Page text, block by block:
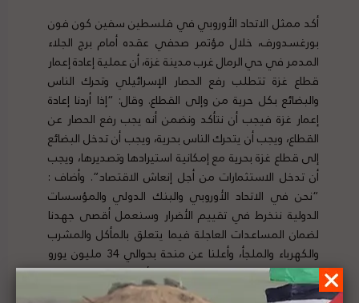
أكد ممثل الاتحاد الأوروبي في فلسطين سفين كون فون
بورغسدورف، خلال مؤتمر صحفي عقده أمام برج الجلاء
المدمر في حي الرمال غرب مدينة غزة، أن عملية إعادة إعمار
قطاع غزة تتطلب رفع الحصار الإسرائيلي وتحرك الناس
والبضائع بكل حرية من وإلى القطاع. وقال: “إذا أردنا إعادة
إعمار غزة فيجب أن نتأكد ونضمن أنه يجب رفع الحصار عن
القطاع، ويجب أن يتحرك الناس بحرية، ويجب أن تدخل البضائع
إلى قطاع غزة بحرية مع إمكانية استيرادها وتصديرها، ويجب
أن تدخل الاستثمارات من أجل إنعاش الاقتصاد”. وأضاف :
“نحن في الاتحاد الأوروبي والبنك الدولي والمؤسسات
الدولية ننخرط في تقييم الأضرار وسنعمل أقصى جهدنا
لضمان المساعدات العاجلة فيما يتعلق بالمأكل والمشرب
والكهرباء والملجأ، وأعلنا عن منحة بحوالي 34 مليون يورو
لدعم قطاع غزة، هذه هي الخطوة الأولى”. لتفاصيل الخبر
ومصدره الأصلي،